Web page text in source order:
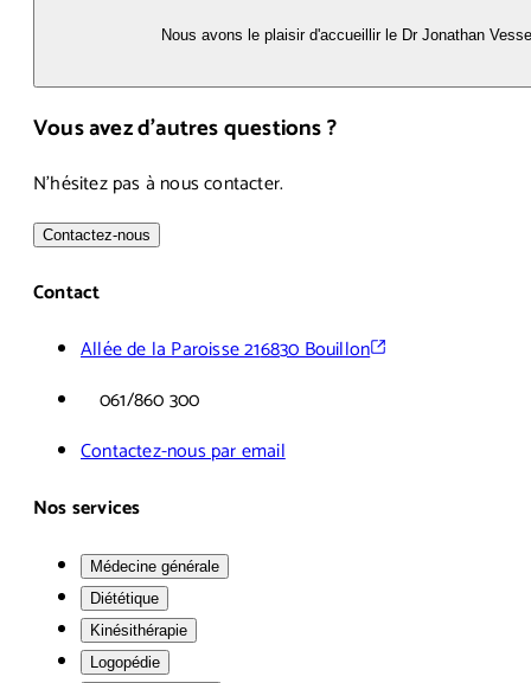
Nous avons le plaisir d'accueillir le Dr Jonathan
Vous avez d'autres questions ?
N'hésitez pas à nous contacter.
Contactez-nous
Contact
Allée de la Paroisse 216830 Bouillon
061/860 300
Contactez-nous par email
Nos services
Médecine générale
Diététique
Kinésithérapie
Logopédie